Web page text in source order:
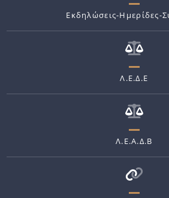
Εκδηλώσεις-Ημερίδες-
Λ.Ε.Δ.Ε
Λ.Ε.Α.Δ.Β